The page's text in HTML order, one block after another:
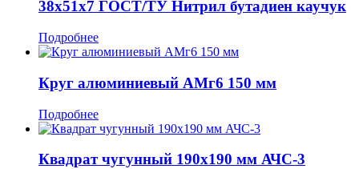
38x51x7 ГОСТ/ТУ Нитрил бутадиен каучук
Подробнее
Круг алюминиевый АМг6 150 мм
Подробнее
Квадрат чугунный 190x190 мм АЧС-3